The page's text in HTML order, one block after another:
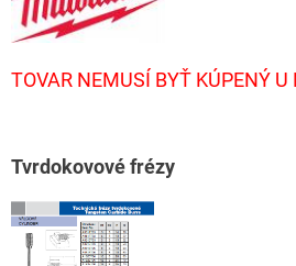
TOVAR NEMUSÍ BYŤ KÚPENÝ U
Tvrdokovové frézy